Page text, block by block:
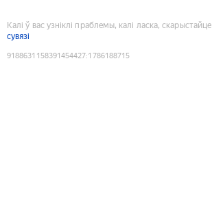
Калі ў вас узніклі праблемы, калі ласка, скарыстайце
сувязі
9188631158391454427:1786188715